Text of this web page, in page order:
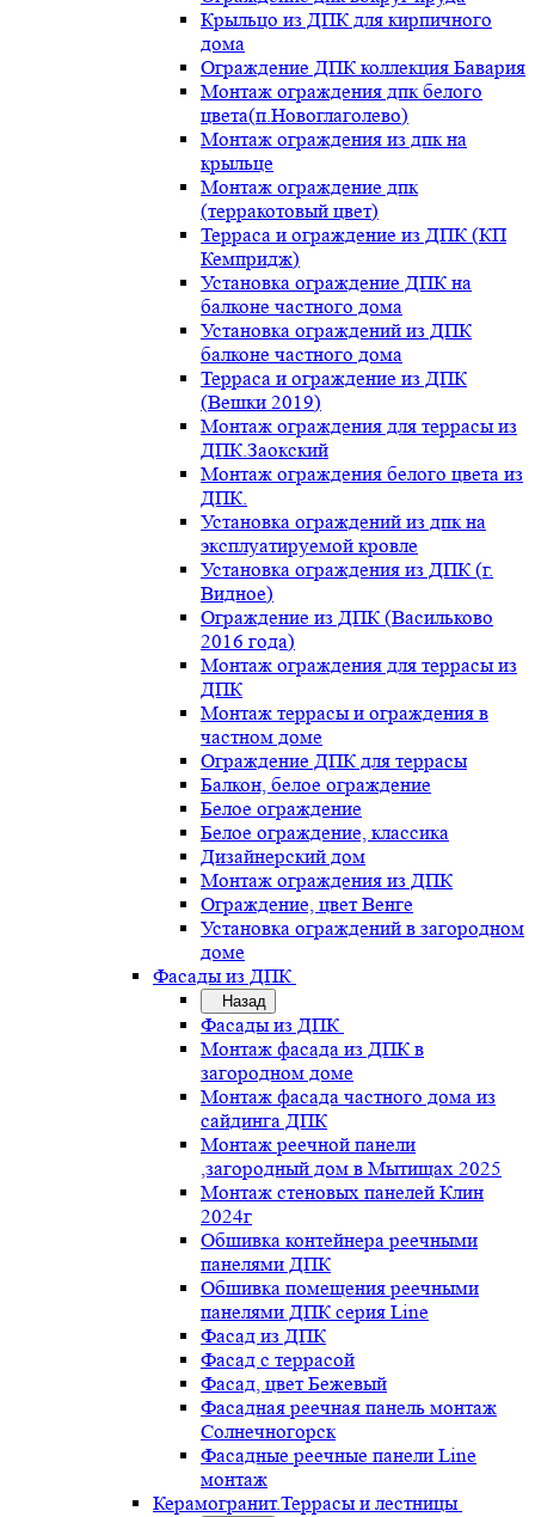
Крыльцо из ДПК для кирпичного
дома
Ограждение ДПК коллекция Бавария
Монтаж ограждения дпк белого
цвета(п.Новоглаголево)
Монтаж ограждения из дпк на
крыльце
Монтаж ограждение дпк
(терракотовый цвет)
Терраса и ограждение из ДПК (КП
Кемпридж)
Установка ограждение ДПК на
балконе частного дома
Установка ограждений из ДПК
балконе частного дома
Терраса и ограждение из ДПК
(Вешки 2019)
Монтаж ограждения для террасы из
ДПК.Заокский
Монтаж ограждения белого цвета из
ДПК.
Установка ограждений из дпк на
эксплуатируемой кровле
Установка ограждения из ДПК (г.
Видное)
Ограждение из ДПК (Васильково
2016 года)
Монтаж ограждения для террасы из
ДПК
Монтаж террасы и ограждения в
частном доме
Ограждение ДПК для террасы
Балкон, белое ограждение
Белое ограждение
Белое ограждение, классика
Дизайнерский дом
Монтаж ограждения из ДПК
Ограждение, цвет Венге
Установка ограждений в загородном
доме
Фасады из ДПК
Назад
Фасады из ДПК
Монтаж фасада из ДПК в
загородном доме
Монтаж фасада частного дома из
сайдинга ДПК
Монтаж реечной панели
,загородный дом в Мытищах 2025
Монтаж стеновых панелей Клин
2024г
Обшивка контейнера реечными
панелями ДПК
Обшивка помещения реечными
панелями ДПК серия Line
Фасад из ДПК
Фасад с террасой
Фасад, цвет Бежевый
Фасадная реечная панель монтаж
Солнечногорск
Фасадные реечные панели Line
монтаж
Керамогранит.Террасы и лестницы